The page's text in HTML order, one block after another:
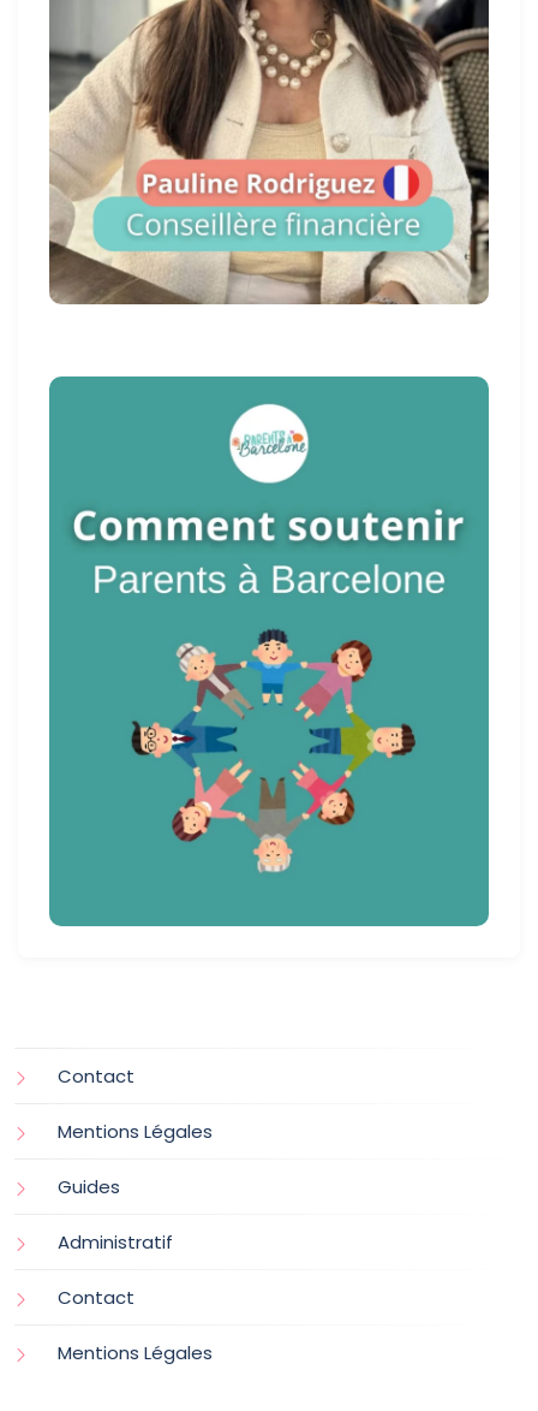
Contact
Mentions Légales
Guides
Administratif
Contact
Mentions Légales